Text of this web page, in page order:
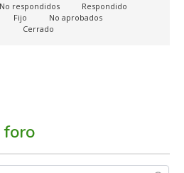
foro
No respondidos
Respondido
Fijo
No aprobados
Cerrado